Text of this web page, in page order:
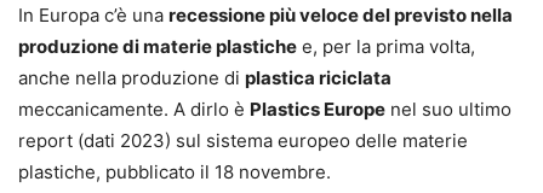
In Europa c’è una recessione più veloce del previsto nella
produzione di materie plastiche e, per la prima volta,
anche nella produzione di plastica riciclata
meccanicamente. A dirlo è Plastics Europe nel suo ultimo
report (dati 2023) sul sistema europeo delle materie
plastiche, pubblicato il 18 novembre.